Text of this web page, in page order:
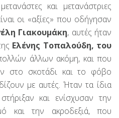
και μετανάστριες
οι «αξίες» που οδήγησαν
Γιακουμάκη, αυτές ήταν
Ελένης Τοπαλούδη, του
άλλων ακόμη, και που
στο σκοτάδι και το φόβο
με αυτές. Ήταν τα ίδια
και ενίσχυσαν την
και την ακροδεξιά, που